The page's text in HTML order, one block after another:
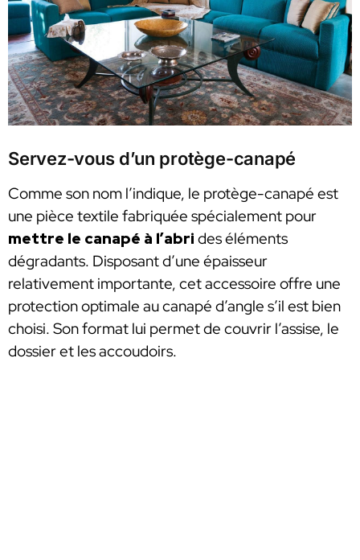
Servez-vous d’un protège-canapé
Comme son nom l’indique, le protège-canapé est
une pièce textile fabriquée spécialement pour
mettre le canapé à l’abri des éléments
dégradants. Disposant d’une épaisseur
relativement importante, cet accessoire offre une
protection optimale au canapé d’angle s’il est bien
choisi. Son format lui permet de couvrir l’assise, le
dossier et les accoudoirs.